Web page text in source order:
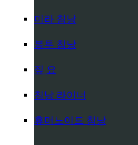
미라 침낭
봉투 침낭
짚 요
침낭 라이너
휴머노이드 침낭